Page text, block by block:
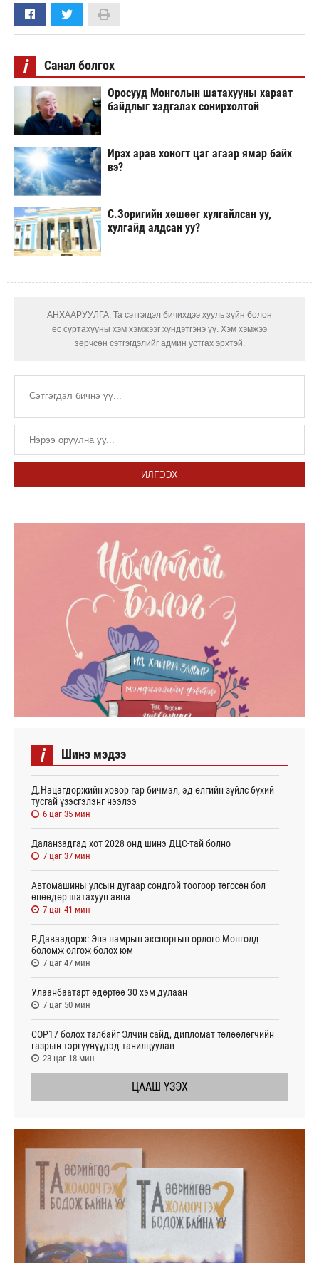
i Санал болгох
Оросууд Монголын шатахууны хараат
байдлыг хадгалах сонирхолтой
Ирэх арав хоногт цаг агаар ямар байх
вэ?
С.Зоригийн хөшөөг хулгайлсан уу,
хулгайд алдсан уу?
АНХААРУУЛГА: Та сэтгэгдэл бичихдээ хууль зүйн болон
ёс суртахууны хэм хэмжээг хүндэтгэнэ үү. Хэм хэмжээ
зөрчсөн сэтгэгдэлийг админ устгах эрхтэй.
ИЛГЭЭХ
i Шинэ мэдээ
Д.Нацагдоржийн ховор гар бичмэл, эд өлгийн зүйлс бүхий
тусгай үзэсгэлэнг нээлээ
6 цаг 35 мин
Даланзадгад хот 2028 онд шинэ ДЦС-тай болно
7 цаг 37 мин
Автомашины улсын дугаар сондгой тоогоор төгссөн бол
өнөөдөр шатахуун авна
7 цаг 41 мин
Р.Даваадорж: Энэ намрын экспортын орлого Монголд
боломж олгож болох юм
7 цаг 47 мин
Улаанбаатарт өдөртөө 30 хэм дулаан
7 цаг 50 мин
СОР17 болох талбайг Элчин сайд, дипломат төлөөлөгчийн
газрын тэргүүнүүдэд танилцуулав
23 цаг 18 мин
ЦААШ ҮЗЭХ